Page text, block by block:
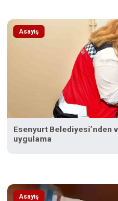
Asayiş
Esenyurt Belediyesi’nden
uygulama
Asayiş